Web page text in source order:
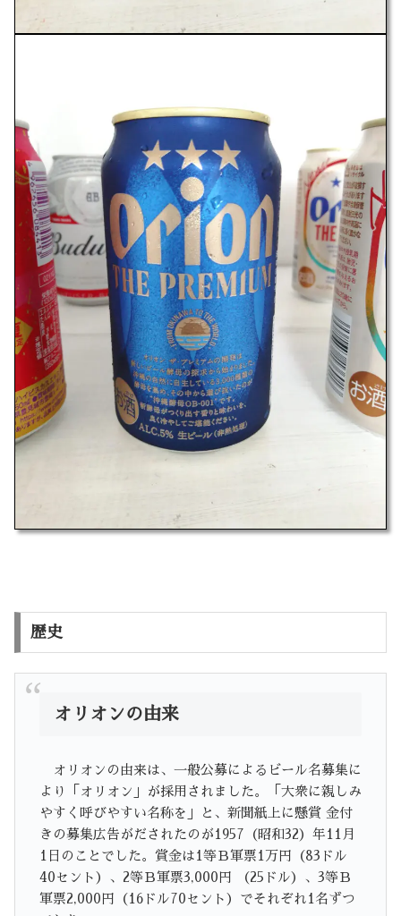
歴史
オリオンの由来
オリオンの由来は、一般公募によるビール名募集に
より「オリオン」が採用されました。「大衆に親しみ
やすく呼びやすい名称を」と、新聞紙上に懸賞 金付
きの募集広告がだされたのが1957（昭和32）年11月
1日のことでした。賞金は1等Ｂ軍票1万円（83ドル
40セント）、2等Ｂ軍票3,000円 （25ドル）、3等Ｂ
軍票2,000円（16ドル70セント）でそれぞれ1名ずつ